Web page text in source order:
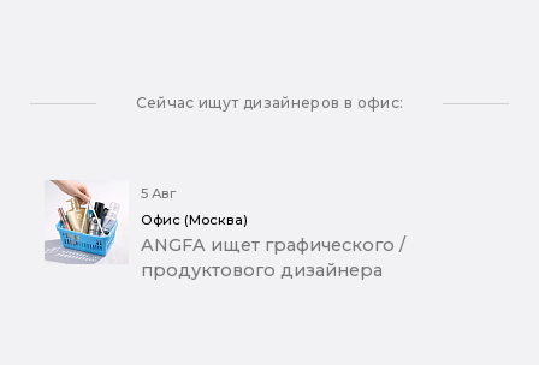
Сейчас ищут дизайнеров в офис:
5 Авг
Офис (Москва)
ANGFA ищет графического /
продуктового дизайнера